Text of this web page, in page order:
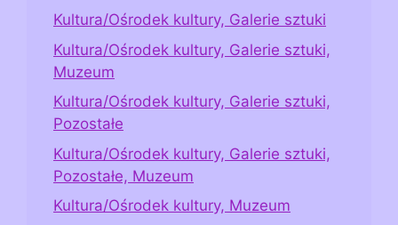
Kultura/Ośrodek kultury, Galerie sztuki
Kultura/Ośrodek kultury, Galerie sztuki,
Muzeum
Kultura/Ośrodek kultury, Galerie sztuki,
Pozostałe
Kultura/Ośrodek kultury, Galerie sztuki,
Pozostałe, Muzeum
Kultura/Ośrodek kultury, Muzeum